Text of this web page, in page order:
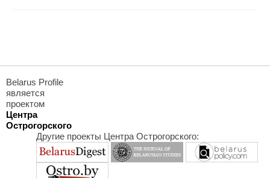
Belarus Profile
является
проектом
Центра
Острогорского
Другие проекты Центра Острогорского: